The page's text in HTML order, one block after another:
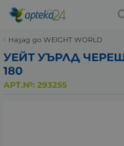
Назад до WEIGHT WORLD
УЕЙТ УЪРЛД
180
АРТ.№: 293255